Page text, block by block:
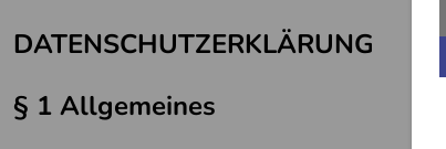
DATENSCHUTZERKLÄRUNG
§ 1 Allgemeines